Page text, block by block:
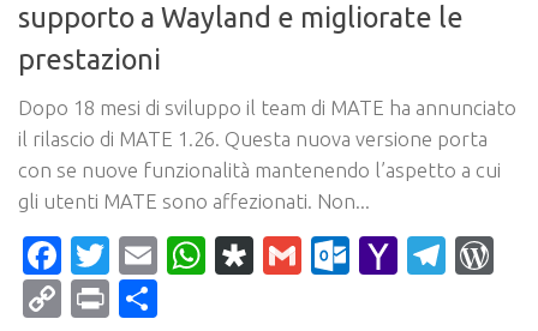
supporto a Wayland e migliorate le
prestazioni
Dopo 18 mesi di sviluppo il team di MATE ha annunciato
il rilascio di MATE 1.26. Questa nuova versione porta
con se nuove funzionalità mantenendo l’aspetto a cui
gli utenti MATE sono affezionati. Non...
Facebook
Twitter
EmailWhatsApp
Diaspora
Gmail Yahoo
CopyPrint